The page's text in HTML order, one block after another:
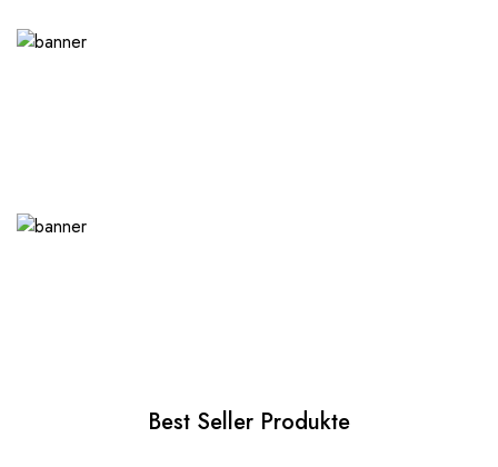
Best Seller Produkte